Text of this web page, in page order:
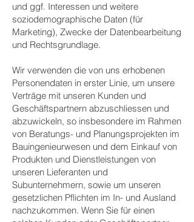
und ggf. Interessen und weitere
soziodemographische Daten (für
Marketing), Zwecke der Datenbearbeitung
und Rechtsgrundlage.
Wir verwenden die von uns erhobenen
Personendaten in erster Linie, um unsere
Verträge mit unseren Kunden und
Geschäftspartnern abzuschliessen und
abzuwickeln, so insbesondere im Rahmen
von Beratungs- und Planungsprojekten im
Bauingenieurwesen und dem Einkauf von
Produkten und Dienstleistungen von
unseren Lieferanten und
Subunternehmern, sowie um unseren
gesetzlichen Pflichten im In- und Ausland
nachzukommen. Wenn Sie für einen